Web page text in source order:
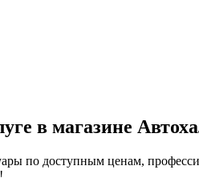
в магазине
по доступным ценам,